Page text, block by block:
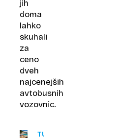
jih
doma
lahko
skuhali
za
ceno
dveh
najcenejših
avtobusnih
vozovnic.
TURIZEM